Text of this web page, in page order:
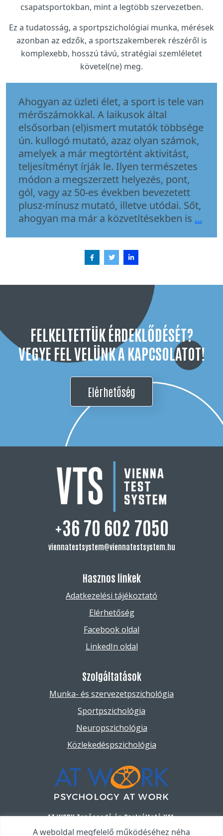
A weboldal megfelelő működéséhez néha
csapatsportokban, mint a legtöbb szervezetben.
Ez a tudatosság, a sportpszichológiai munka, mérések
azonban az edzők, a sportszakemberek részéről is
komplexebb, hosszú távú, stratégiai szemléletet
követel(ne) meg.
Ahogyan az üzleti élet, a sport is tele van
mérőszámokkal. A laikusok által
elsősorban (el)ismert mutatók többsége
ún. kullogó mutató, azaz olyan számok,
amelyek a már megtörtént aktivitást,
teljesítményt írják le. Ilyen természetes
módon a megszerzett helyezés, pont,
gól, vagy az 50-es években bevezetett
plusz-mínusz mutató, illetve utódai. Sőt,
ahogyan ma már a közvetítésekben is ...
FELKELTETTÜK ÉRDEKLŐDÉSÉT?
VEGYE FEL VELÜNK A KAPCSOLATOT!
Elérhetőség
+36 70 602 7050
viennatestsystem@viennatestsystem.hu
Hasznos linkek
Adatkezelési tájékoztató
Elérhetőség
Facebook oldal
LinkedIn oldal
Szolgáltatások
Munka- és szervezetpszichológia
Sportpszichológia
Neuropszichológia
Közlekedéspszichológia
AT WORK Tanácsadó és Szolgáltató Kft.
1095 Budapest, Soroksári